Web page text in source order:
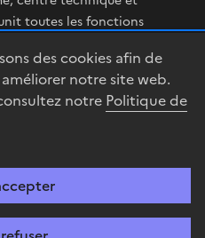
des cookies afin de
notre site web.
notre Politique de
toutes les fonctions
Mentions légales